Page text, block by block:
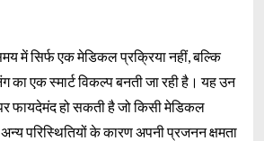
में सिर्फ एक मेडिकल प्रक्रिया नहीं, बल्कि
का एक स्मार्ट विकल्प बनती जा रही है। यह उन
फायदेमंद हो सकती है जो किसी मेडिकल
परिस्थितियों के कारण अपनी प्रजनन क्षमता